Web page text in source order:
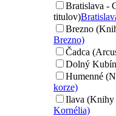
Bratislava -
titulov)
Brezno
Brezno)
Čadca
Dolný
Humenné
korze)
Ilava
Kornélia)